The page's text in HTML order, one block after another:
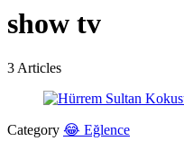
show tv
3 Articles
Category 😂 Eğlence